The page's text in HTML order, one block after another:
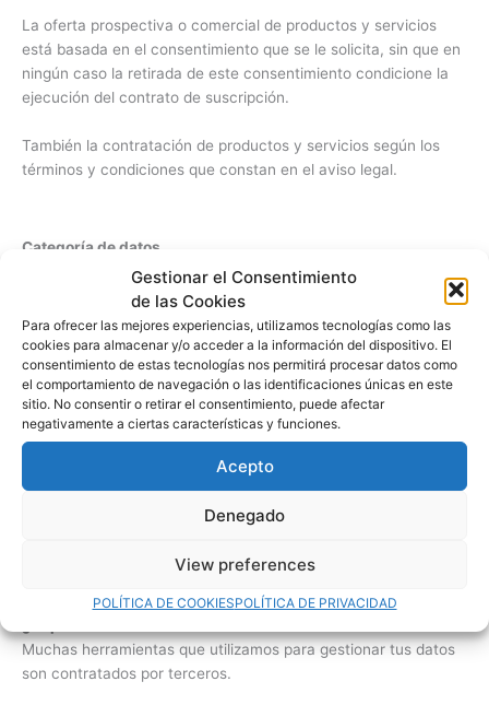
Gestionar el Consentimiento
de las Cookies
Para ofrecer las mejores experiencias, utilizamos tecnologías como las
cookies para almacenar y/o acceder a la información del dispositivo. El
consentimiento de estas tecnologías nos permitirá procesar datos como
el comportamiento de navegación o las identificaciones únicas en este
sitio. No consentir o retirar el consentimiento, puede afectar
negativamente a ciertas características y funciones.
Acepto
Denegado
View preferences
POLÍTICA DE COOKIESPOLÍTICA DE PRIVACIDAD
La oferta prospectiva o comercial de productos y servicios
está basada en el consentimiento que se le solicita, sin que en
ningún caso la retirada de este consentimiento condicione la
ejecución del contrato de suscripción.
También la contratación de productos y servicios según los
términos y condiciones que constan en el aviso legal.
Categoría de datos
Las categorías de datos que se tratan son datos
No se tratan categorías de datos especialmente protegidos.
¿Por cuánto tiempo conservaremos tus datos?
Los datos personales proporcionados se conservarán:
Hasta que no se solicite su supresión por el interesado.
Muchas herramientas que utilizamos para gestionar tus datos
son contratados por terceros.